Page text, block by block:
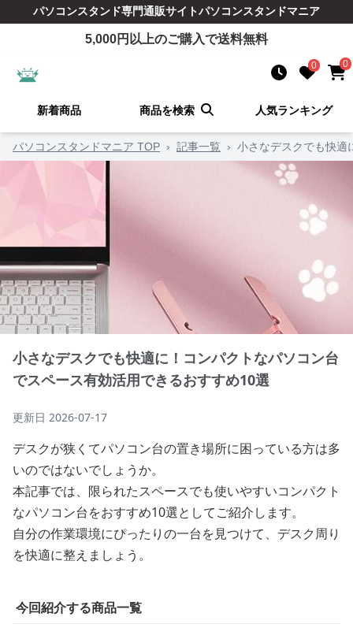
パソコンスタンド専門通販サイトパソコンスタンドマニア
5,000円以上のご購入で送料無料
0 0
新着商品 商品を検索 人気ランキング
パソコンスタンドマニア TOP › 記事一覧 › 小さなデスクでも快適
小さなデスクでも快適に！コンパクトなパソコン台
でスペース有効活用できるおすすめ10選
更新日 2026-07-17
デスクが狭くてパソコン台の置き場所に困っている方は多
いのではないでしょうか。
本記事では、限られたスペースでも使いやすいコンパクト
なパソコン台をおすすめ10選としてご紹介します。
自分の作業環境にぴったりの一台を見つけて、デスク周り
を快適に整えましょう。
今回紹介する商品一覧